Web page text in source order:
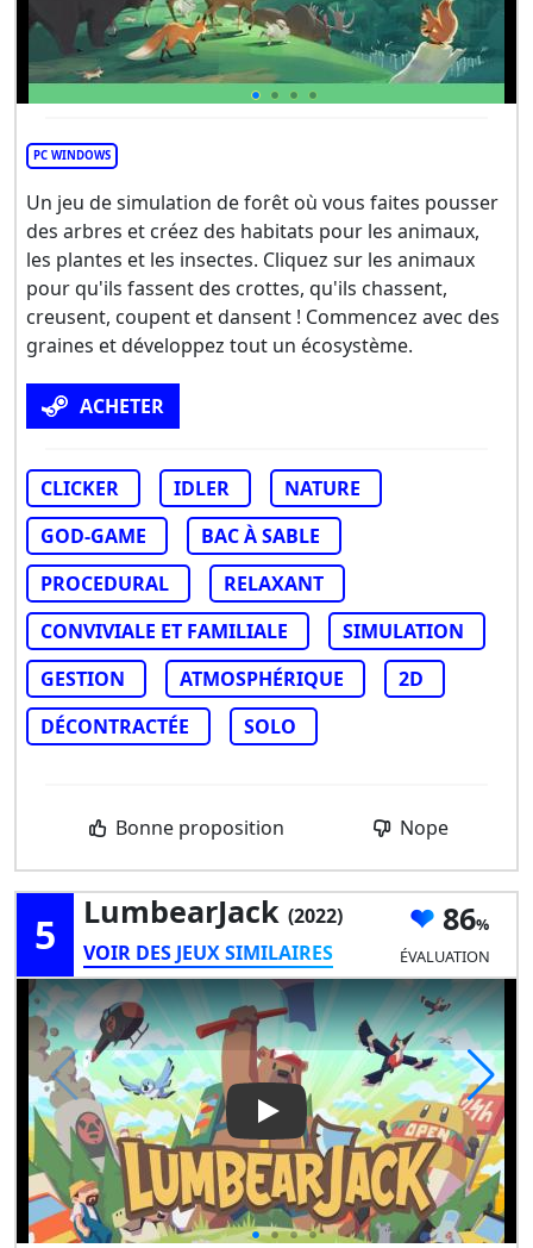
PC WINDOWS
Un jeu de simulation de forêt où vous faites pousser
des arbres et créez des habitats pour les animaux,
les plantes et les insectes. Cliquez sur les animaux
pour qu'ils fassent des crottes, qu'ils chassent,
creusent, coupent et dansent ! Commencez avec des
graines et développez tout un écosystème.
ACHETER
CLICKER IDLER
NATURE
GOD-GAME
BAC À SABLE
PROCEDURAL
RELAXANT
CONVIVIALE ET FAMILIALE
SIMULATION
GESTION
ATMOSPHÉRIQUE
2D
DÉCONTRACTÉE
SOLO
Bonne proposition Nope
5 LumbearJack (2022)
VOIR DES JEUX SIMILAIRES
86
ÉVALUATION
Play Video: LumbearJack